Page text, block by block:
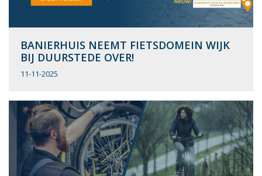
BANIERHUIS NEEMT FIETSDOMEIN WIJK
BIJ DUURSTEDE OVER!
11-11-2025